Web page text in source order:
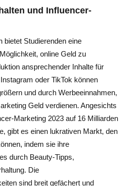
und Influencer-
bietet Studierenden eine
online Geld zu
ansprechender Inhalte für
oder TikTok können
und durch Werbeeinnahmen,
Geld verdienen. Angesichts
Marketing 2023 auf 16 Milliarden
gibt es einen lukrativen Markt, den
indem sie ihre
durch Beauty-Tipps,
Die
sind breit gefächert und